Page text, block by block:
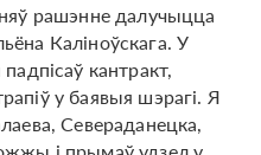
рашэнне далучыцца
Каліноўскага. У
кантракт,
у баявыя шэрагі. Я
Севераданецка,